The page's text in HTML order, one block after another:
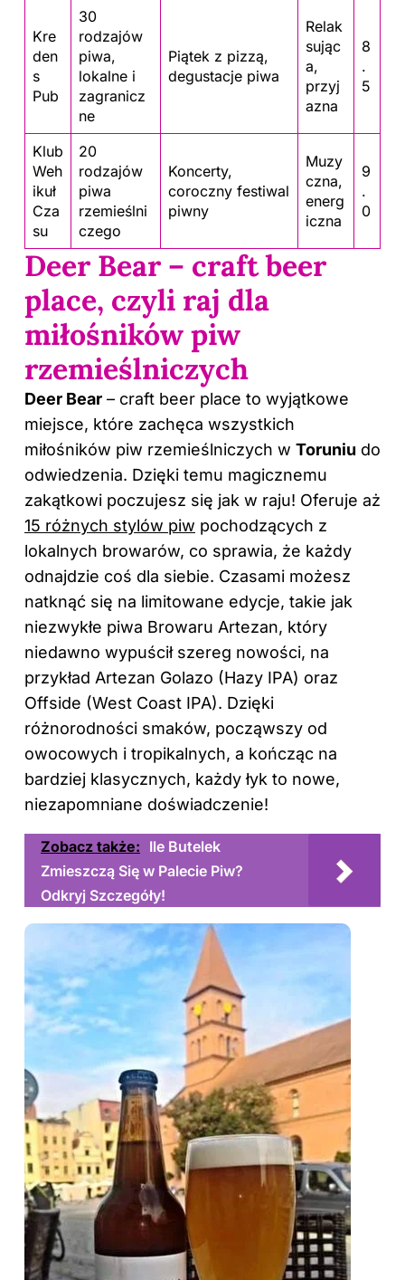
Kre
den
s
Pub
30
rodzajów
piwa,
lokalne i
zagranicz
ne
Piątek z pizzą,
degustacje piwa
Relak
sując
a,
przyj
azna
8
.
5
Klub
Weh
ikuł
Cza
su
20
rodzajów
piwa
rzemieślni
czego
Koncerty,
coroczny festiwal
piwny
Muzy
czna,
energ
iczna
9
.
0
Deer Bear – craft beer
place, czyli raj dla
miłośników piw
rzemieślniczych
Deer Bear – craft beer place to wyjątkowe
miejsce, które zachęca wszystkich
miłośników piw rzemieślniczych w Toruniu do
odwiedzenia. Dzięki temu magicznemu
zakątkowi poczujesz się jak w raju! Oferuje aż
15 różnych stylów piw pochodzących z
lokalnych browarów, co sprawia, że każdy
odnajdzie coś dla siebie. Czasami możesz
natknąć się na limitowane edycje, takie jak
niezwykłe piwa Browaru Artezan, który
niedawno wypuścił szereg nowości, na
przykład Artezan Golazo (Hazy IPA) oraz
Offside (West Coast IPA). Dzięki
różnorodności smaków, począwszy od
owocowych i tropikalnych, a kończąc na
bardziej klasycznych, każdy łyk to nowe,
niezapomniane doświadczenie!
Zobacz także: Ile Butelek
Zmieszczą Się w Palecie Piw?
Odkryj Szczegóły!